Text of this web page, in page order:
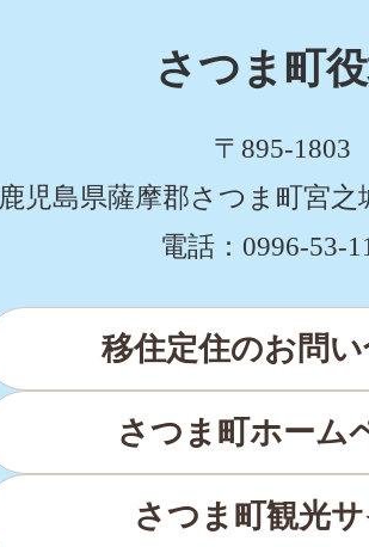
つ
住
さつま町
〒895-1803
鹿児島県薩摩郡さつま町宮之
電話：0996-53-
移住定住のお問
さつま町ホーム
さつま町観光